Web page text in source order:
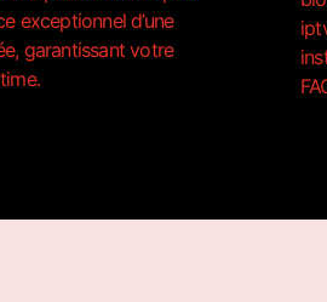
exceptionnel d’une
garantissant votre